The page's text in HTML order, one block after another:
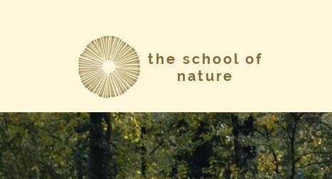
the school of
nature